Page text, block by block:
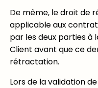
De même, le droit de
applicable aux
par les deux parties à
Client avant que ce
rétractation.
Lors de la validation